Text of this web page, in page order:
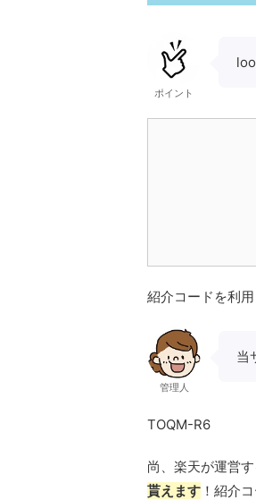
ポイント
紹介コードを利
管理人
当
TOQM-R6
尚、楽天が運営
貰えます ！紹介